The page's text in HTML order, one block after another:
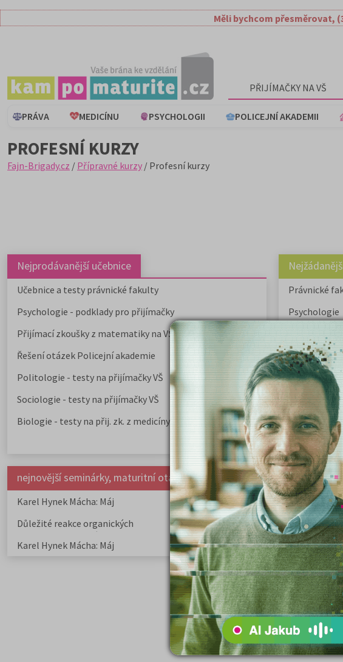
Měli bychcom přesměrovat,
PŘIJÍMAČKY NA VŠ
PRÁVA MEDICÍNU PSYCHOLOGII POLICEJNÍ AKADEMII
PROFESNÍ KURZY
Fajn-Brigady.cz / Přípravné kurzy / Profesní kurzy
Nejprodávanější učebnice
Učebnice a testy právnické fakulty
Psychologie - podklady pro přijímačky
Přijímací zkoušky z matematiky na VŠE Praha
Řešení otázek Policejní akademie
Politologie - testy na přijímačky VŠ
Sociologie - testy na přijímačky VŠ
Biologie - testy na přij. zk. z medicíny
Právnické
Psychologie
Lékařské
Společenské
Ekonomické
Žurnalistika
Politologie a
Policejní
nejnovější seminárky, maturitní otázky a čtenářsky deník
Karel Hynek Mácha: Máj
Karel Havlíček Borovský: Tyrolské
elegie
Důležité reakce organických
sloučenin a jejich význam
Zákonitosti v elektronové struktuře
Karel Hynek Mácha: Máj
Karel Havlíček Borovský: Tyrolské
elegie